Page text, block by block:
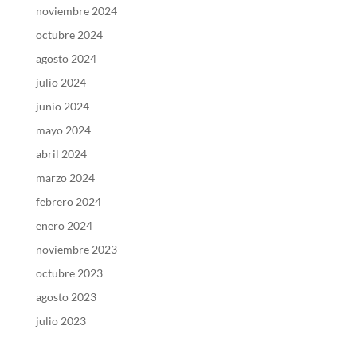
noviembre 2024
octubre 2024
agosto 2024
julio 2024
junio 2024
mayo 2024
abril 2024
marzo 2024
febrero 2024
enero 2024
noviembre 2023
octubre 2023
agosto 2023
julio 2023